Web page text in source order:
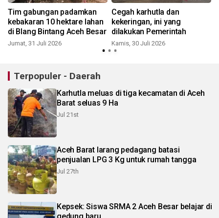
Tim gabungan padamkan
kebakaran 10 hektare lahan
di Blang Bintang Aceh Besar
Jumat, 31 Juli 2026
Cegah karhutla dan
kekeringan, ini yang
dilakukan Pemerintah
Kamis, 30 Juli 2026
Terpopuler - Daerah
Karhutla meluas di tiga kecamatan di Aceh
Barat seluas 9 Ha
Jul 21st
Aceh Barat larang pedagang batasi
penjualan LPG 3 Kg untuk rumah tangga
Jul 27th
Kepsek: Siswa SRMA 2 Aceh Besar belajar di